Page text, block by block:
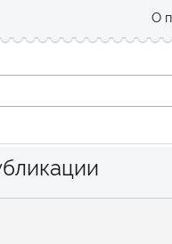
О